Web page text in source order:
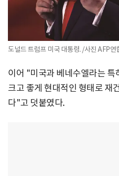
도널드 트럼프 미국 대통령. /사진 AFP연
이어 "미국과 베네수엘라는 특
크고 좋게 현대적인 형태로 재
다"고 덧붙였다.